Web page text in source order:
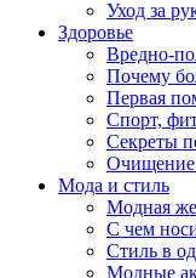
Уход за
Здоровье
Вредно-
Почему
Первая
Спорт,
Секреты
Очищение
Мода и стиль
Модная
С чем
Стиль в
Модные